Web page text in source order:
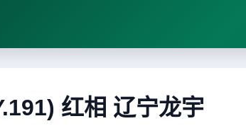
红相 辽宁龙宇